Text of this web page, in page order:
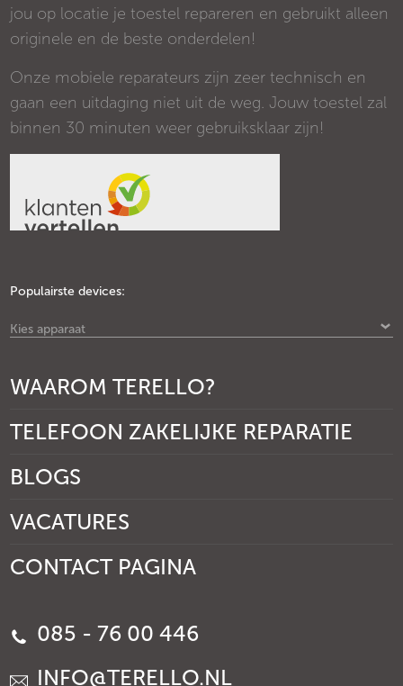
jou op locatie je toestel repareren en gebruikt alleen
originele en de beste onderdelen!
Onze mobiele reparateurs zijn zeer technisch en
gaan een uitdaging niet uit de weg. Jouw toestel zal
binnen 30 minuten weer gebruiksklaar zijn!
Populairste devices:
Kies apparaat
WAAROM TERELLO?
TELEFOON ZAKELIJKE REPARATIE
BLOGS
VACATURES
CONTACT PAGINA
085 - 76 00 446
INFO@TERELLO.NL